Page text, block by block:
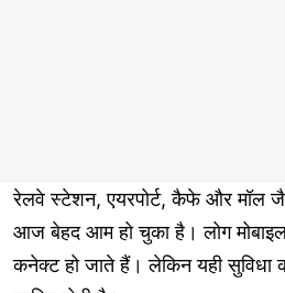
रेलवे स्टेशन, एयरपोर्ट, कैफे और मॉल
आज बेहद आम हो चुका है। लोग
कनेक्ट हो जाते हैं। लेकिन यही सुविधा